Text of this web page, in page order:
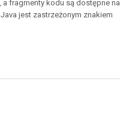
, a fragmenty kodu są dostępne na
. Java jest zastrzeżonym znakiem